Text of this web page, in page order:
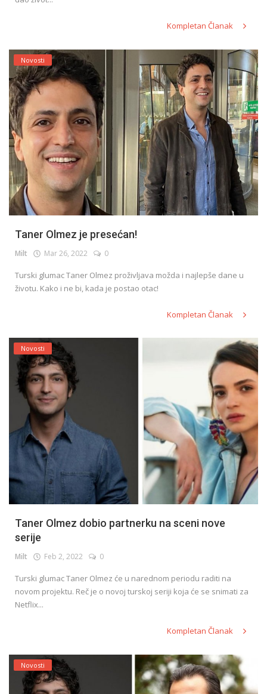
Kompletan Članak
Novosti
Taner Olmez je presećan!
Milt Mar 26, 2022 0
Turski glumac Taner Olmez proživljava možda i najlepše dane u
životu. Kako i ne bi, kada je postao otac!
Kompletan Članak
Novosti
Taner Olmez dobio partnerku na sceni nove
serije
Milt Feb 2, 2022 0
Turski glumac Taner Olmez će u narednom periodu raditi na
novom projektu. Reč je o novoj turskoj seriji koja će se snimati za
Netflix...
Kompletan Članak
Novosti